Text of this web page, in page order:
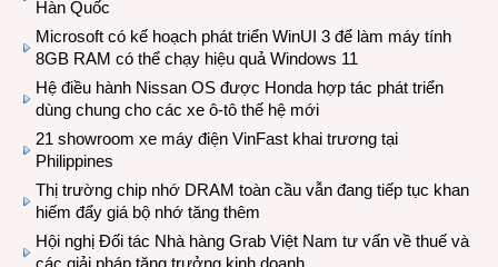
Hàn Quốc
Microsoft có kế hoạch phát triển WinUI 3 để làm máy tính
8GB RAM có thể chạy hiệu quả Windows 11
Hệ điều hành Nissan OS được Honda hợp tác phát triển
dùng chung cho các xe ô-tô thế hệ mới
21 showroom xe máy điện VinFast khai trương tại
Philippines
Thị trường chip nhớ DRAM toàn cầu vẫn đang tiếp tục khan
hiếm đẩy giá bộ nhớ tăng thêm
Hội nghị Đối tác Nhà hàng Grab Việt Nam tư vấn về thuế và
các giải pháp tăng trưởng kinh doanh